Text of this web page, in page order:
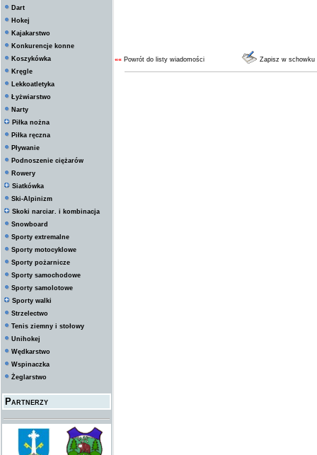
Dart
Hokej
Kajakarstwo
Konkurencje konne
Koszykówka
Kręgle
Lekkoatletyka
Łyżwiarstwo
Narty
Piłka nożna
Piłka ręczna
Pływanie
Podnoszenie ciężarów
Rowery
Siatkówka
Ski-Alpinizm
Skoki narciar. i kombinacja
Snowboard
Sporty extremalne
Sporty motocyklowe
Sporty pożarnicze
Sporty samochodowe
Sporty samolotowe
Sporty walki
Strzelectwo
Tenis ziemny i stołowy
Unihokej
Wędkarstwo
Wspinaczka
Żeglarstwo
Partnerzy
«« Powrót do listy wiadomości Zapisz w schowku